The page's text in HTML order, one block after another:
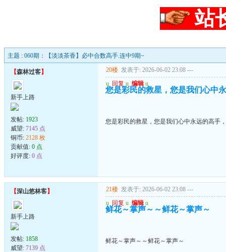
站
主题 : 060期：【淡淡茶香】必中合数高手.连中9期~
【森林过客】
新手上路
发帖: 1923
威望: 7145 点
铜币: 2128 枚
贡献值: 0 点
好评度: 0 点
20楼 发表于: 2026-06-02 23:08 ---
u 回复 u 编辑 u
您是彩民的救星，您是我们心中
您是彩民的救星，您是我们心中永远的高手
【深山悠林客】
新手上路
发帖: 1858
威望: 7139 点
21楼 发表于: 2026-06-02 23:08 ---
u 回复 u 编辑 u
鲜花～掌声～～鲜花～掌声～
鲜花～掌声～～鲜花～掌声～